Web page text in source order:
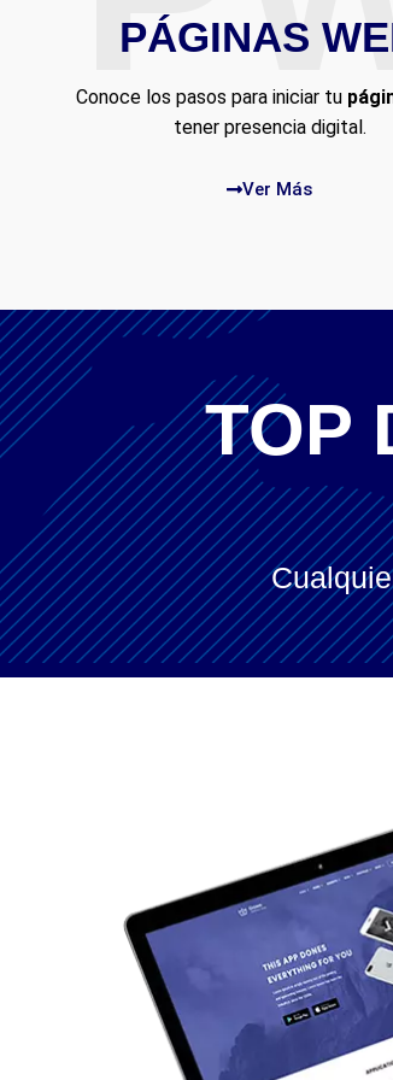
PÁGINAS
Conoce los pasos para iniciar tu
tener presencia digital.
Ver Más
TOP